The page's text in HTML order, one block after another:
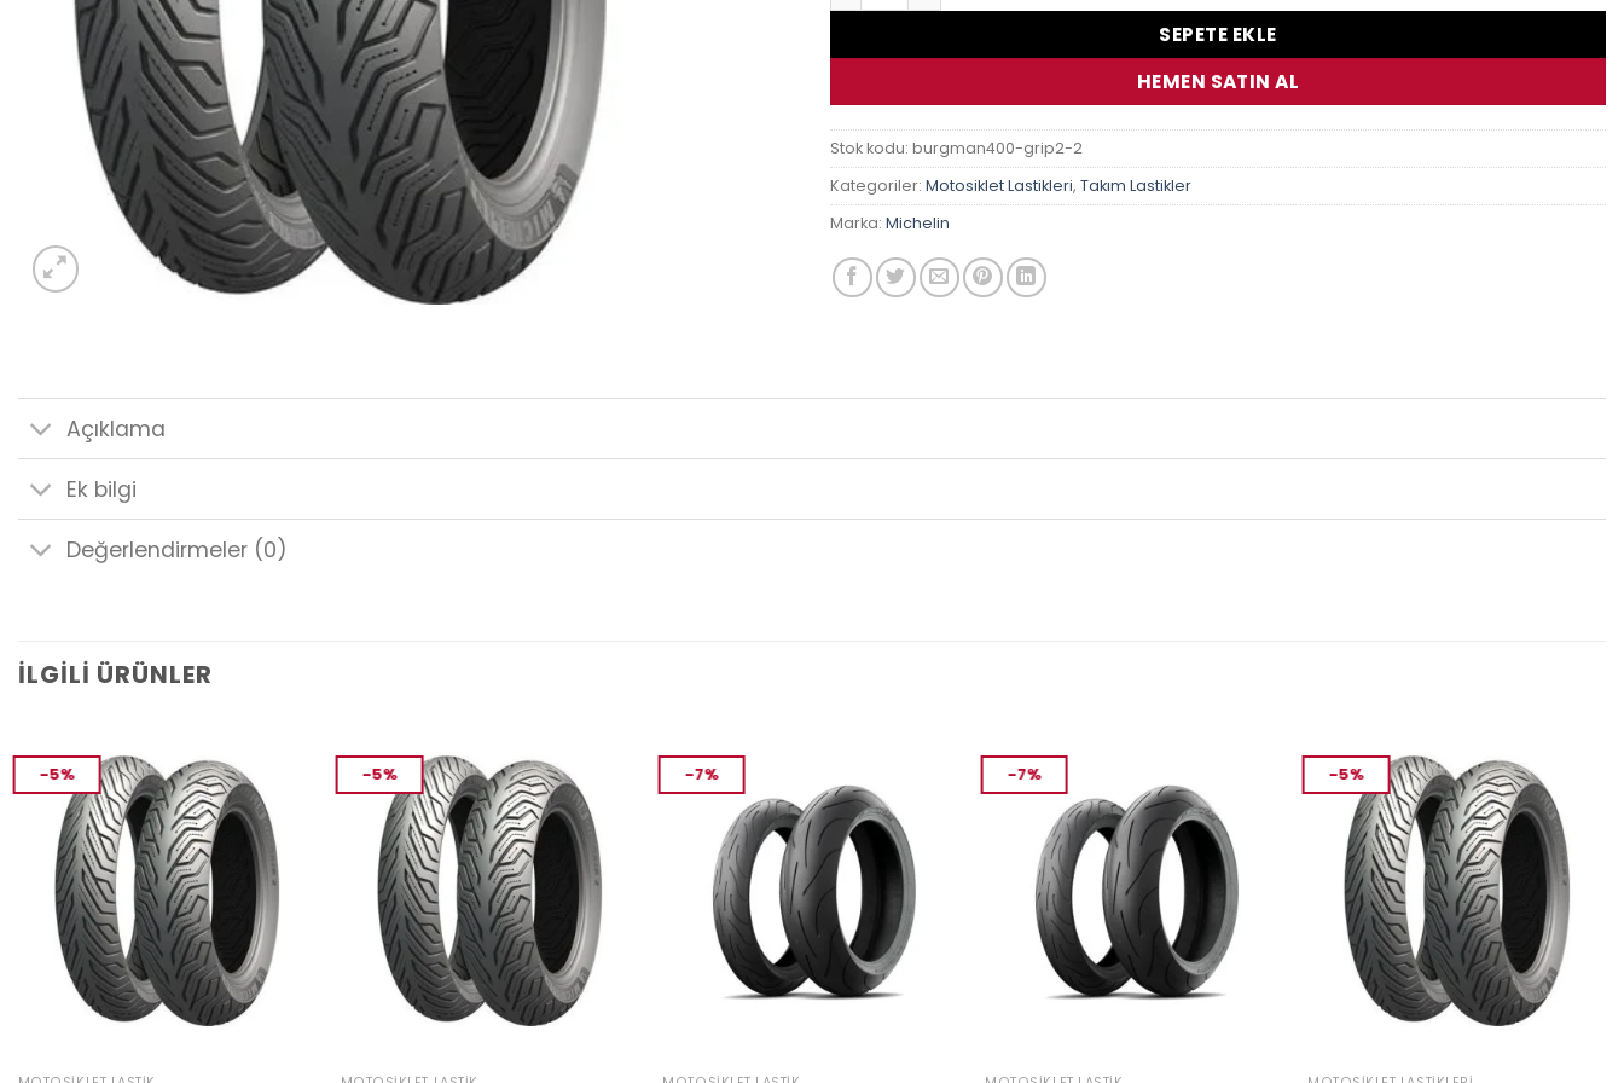
SEPETE EKLE
HEMEN SATIN AL
Stok kodu: burgman400-grip2-2
Kategoriler: Motosiklet Lastikleri, Takım Lastikler
Marka: Michelin
Açıklama
Ek bilgi
Değerlendirmeler (0)
İLGILI ÜRÜNLER
-5% -5% -7% -7% -5%